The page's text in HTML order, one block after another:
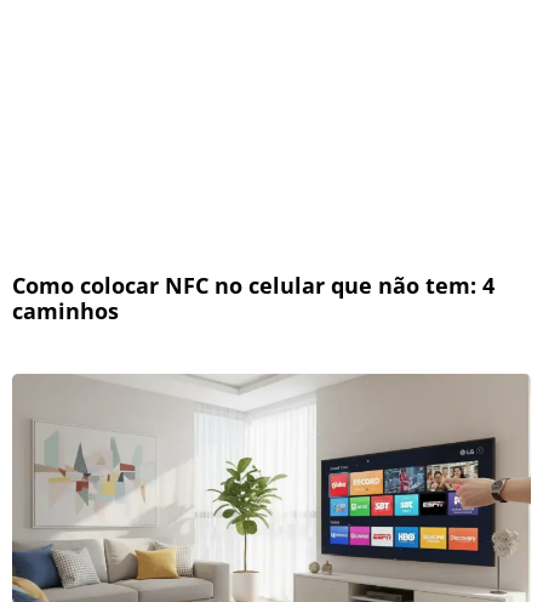
Como colocar NFC no celular que não tem: 4
caminhos